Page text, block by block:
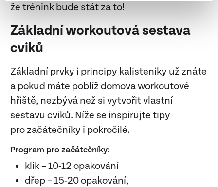
že trénink bude stát za to!
Základní workoutová sestava
cviků
Základní prvky i principy kalisteniky už znáte
a pokud máte poblíž domova workoutové
hřiště, nezbývá než si vytvořit vlastní
sestavu cviků. Níže se inspirujte tipy
pro začátečníky i pokročilé.
Program pro začátečníky:
klik – 10-12 opakování
dřep – 15-20 opakování,